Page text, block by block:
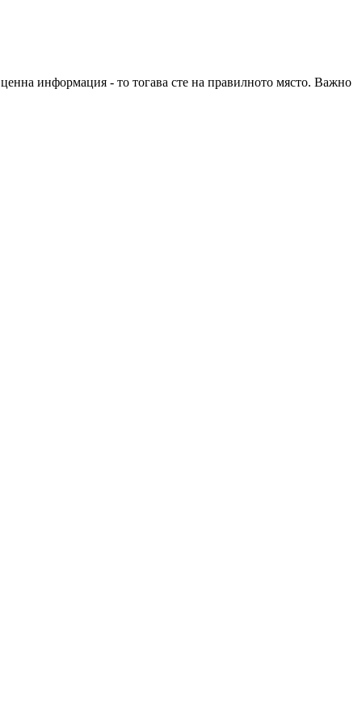
информация - то тогава сте на правилното място. Важно